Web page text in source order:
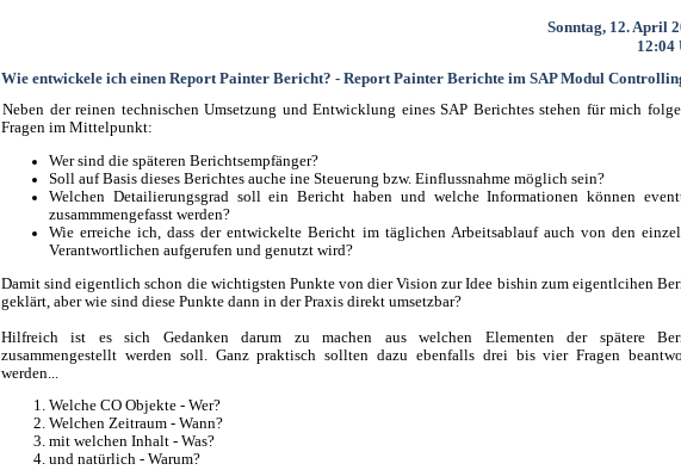
Sonntag, 12. April
12:04
Wie entwickele ich einen Report Painter Bericht? - Report Painter Berichte im SAP Modul
Neben der reinen technischen Umsetzung und Entwicklung eines SAP Berichtes stehen für mich
Fragen im Mittelpunkt:
Wer sind die späteren Berichtsempfänger?
Soll auf Basis dieses Berichtes auche ine Steuerung bzw. Einflussnahme möglich sein?
Welchen Detailierungsgrad soll ein Bericht haben und welche Informationen können
zusammmengefasst werden?
Wie erreiche ich, dass der entwickelte Bericht im täglichen Arbeitsablauf auch von den
Verantwortlichen aufgerufen und genutzt wird?
Damit sind eigentlich schon die wichtigsten Punkte von dier Vision zur Idee bishin zum eigentlcihen
geklärt, aber wie sind diese Punkte dann in der Praxis direkt umsetzbar?
Hilfreich ist es sich Gedanken darum zu machen aus welchen Elementen der spätere
zusammengestellt werden soll. Ganz praktisch sollten dazu ebenfalls drei bis vier Fragen
werden...
Welche CO Objekte - Wer?
Welchen Zeitraum - Wann?
mit welchen Inhalt - Was?
und natürlich - Warum?